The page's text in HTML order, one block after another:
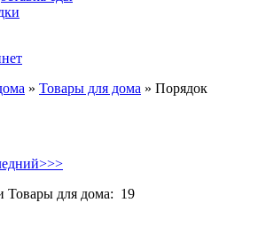
» Товары для дома » Порядок
Товары для дома: 19